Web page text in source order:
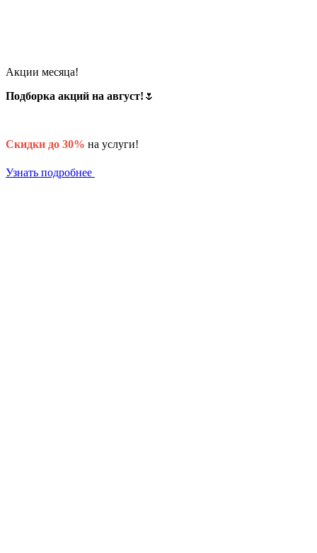
Акции месяца!
Подборка акций на август! 🌷
Скидки до 30% на услуги!
Узнать подробнее